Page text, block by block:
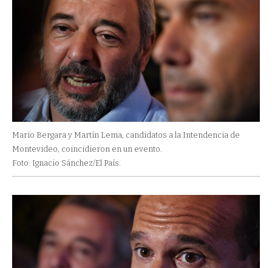
Mario Bergara y Martín Lema, candidatos a la Intendencia de
Montevideo, coincidieron en un evento.
Foto: Ignacio Sánchez/El País.